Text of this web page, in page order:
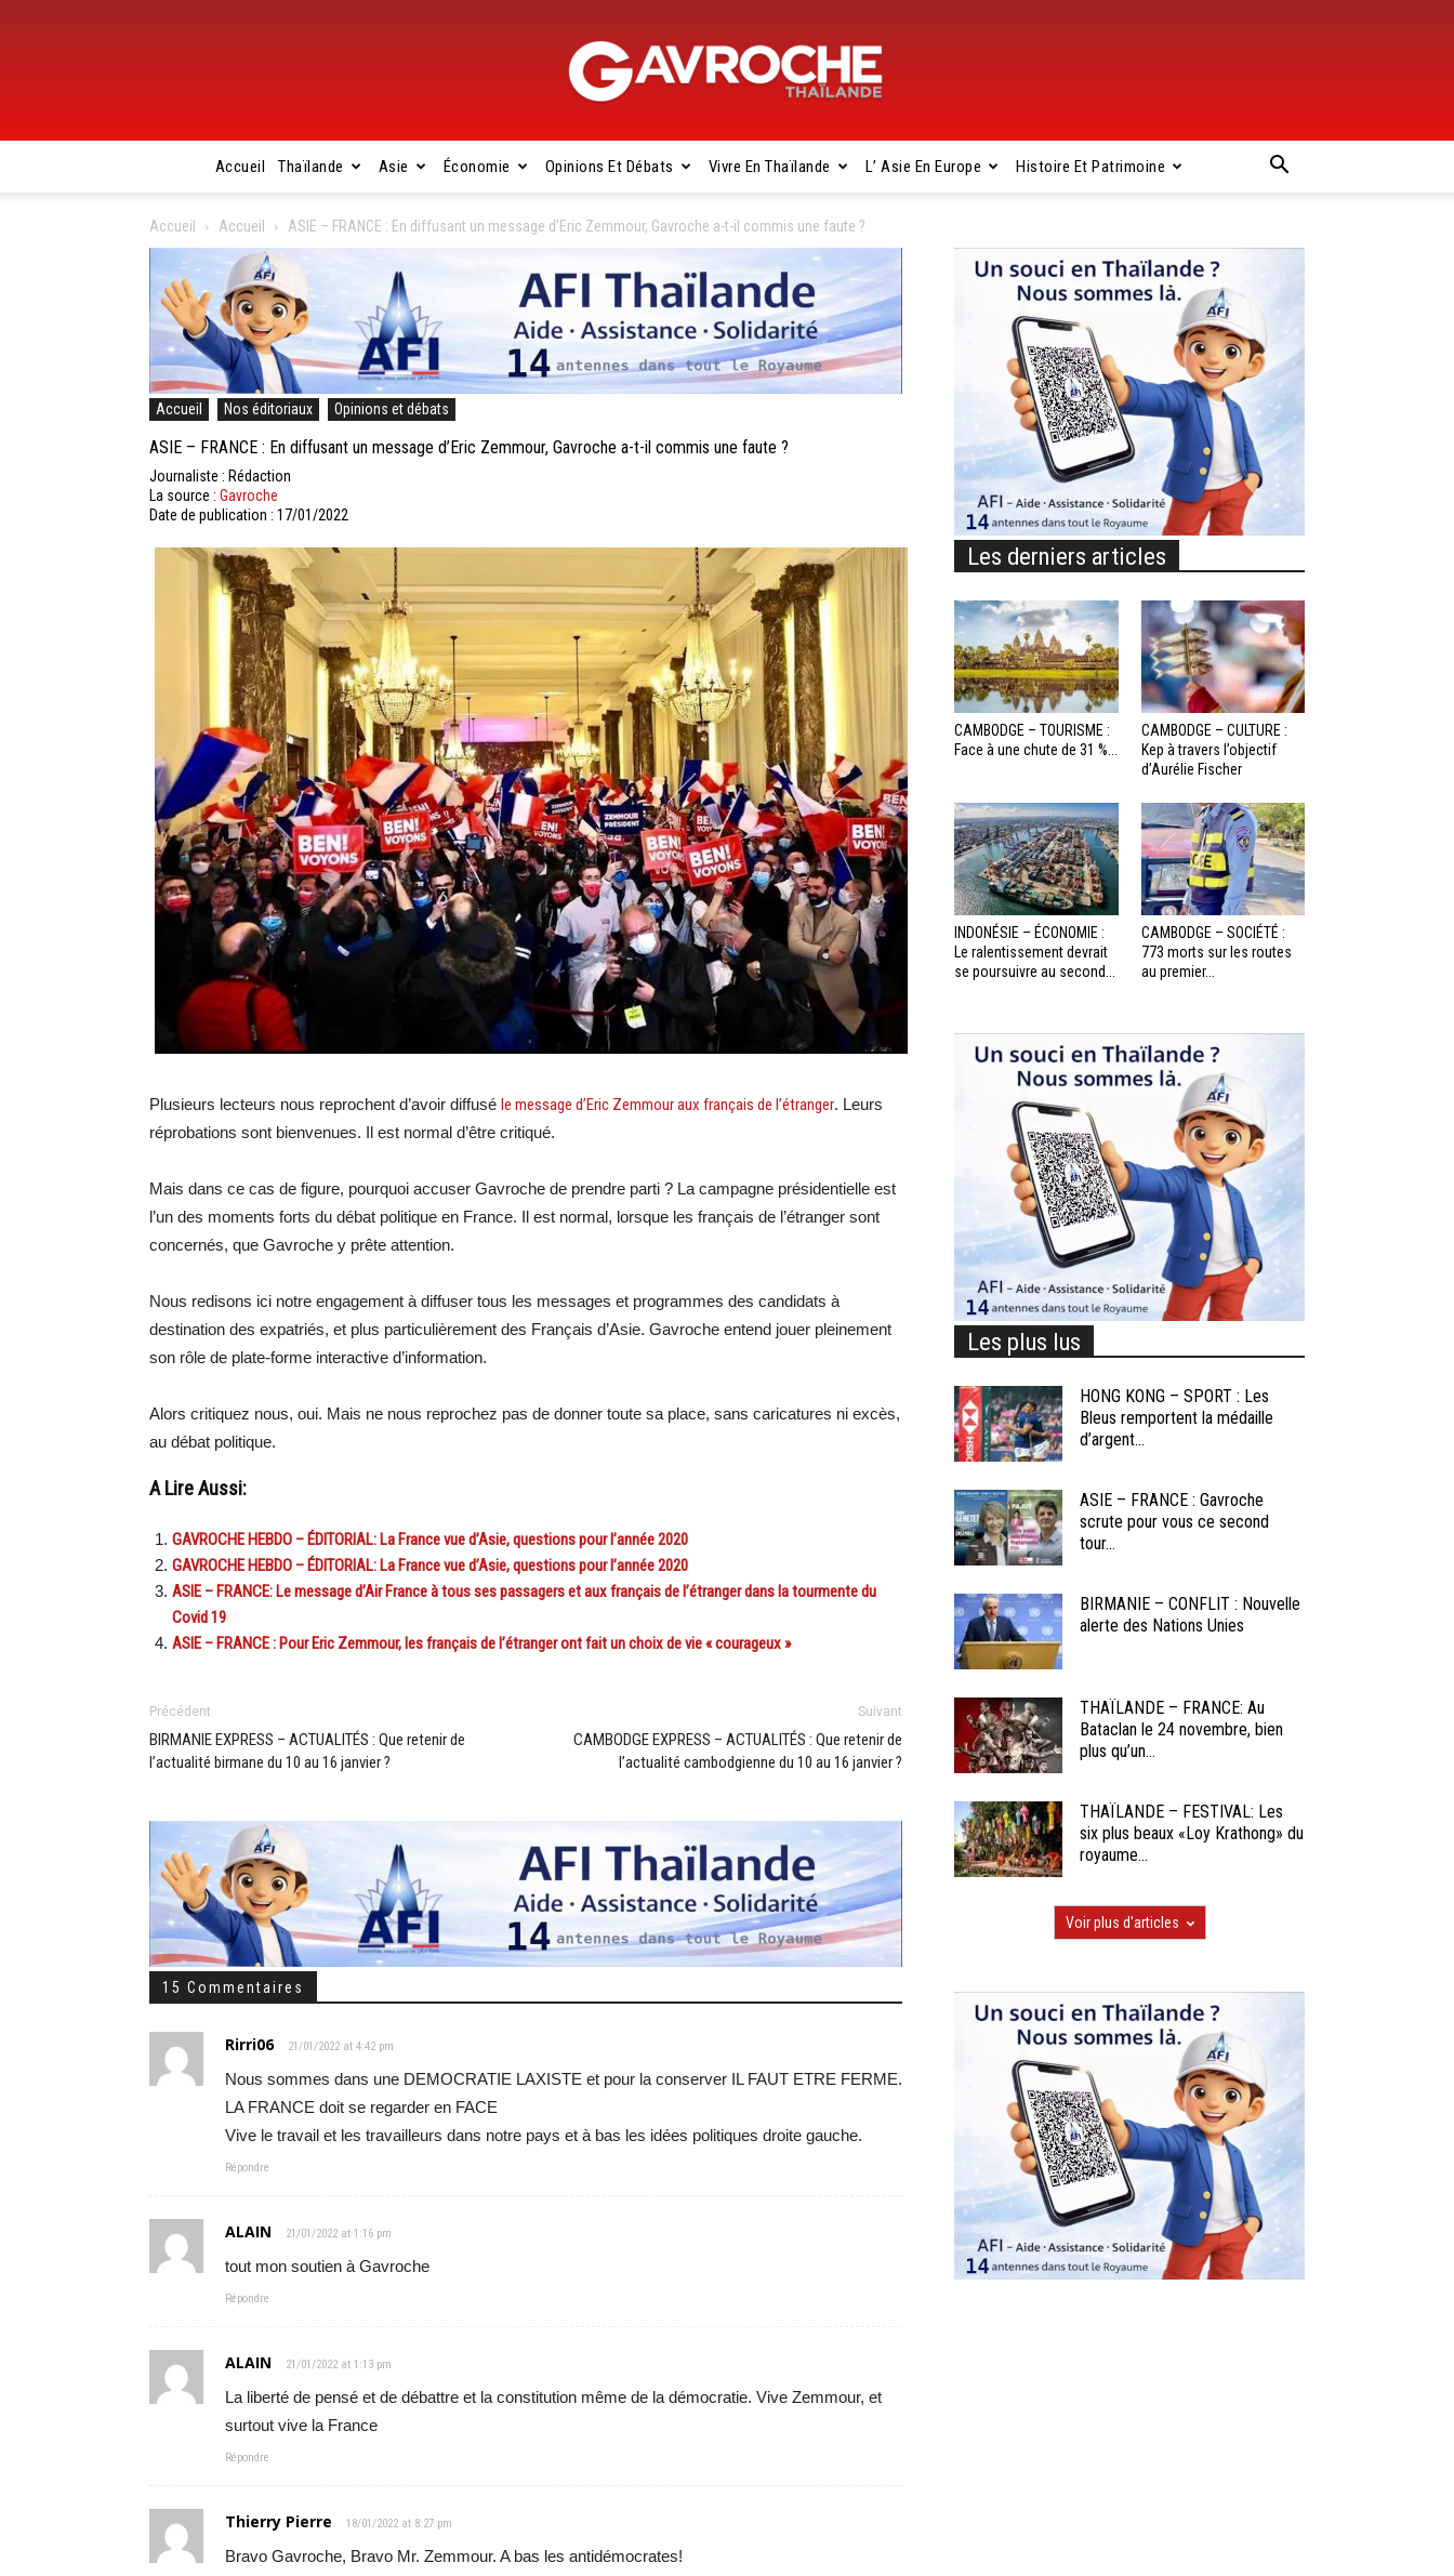
Gavroche
Thaïlande
Accueil Thaïlande Asie Économie Opinions Et Débats Vivre En Thaïlande L’ Asie En Europe Histoire Et Patrimoine
Accueil Accueil ASIE – FRANCE : En diffusant un message d’Eric Zemmour, Gavroche a-t-il commis une faute ?
Accueil Nos éditoriaux Opinions et débats
ASIE – FRANCE : En diffusant un message d’Eric Zemmour, Gavroche a-t-il commis une faute ?
Journaliste : Rédaction
La source : Gavroche
Date de publication : 17/01/2022
Plusieurs lecteurs nous reprochent d’avoir diffusé le message d’Eric Zemmour aux français de l’étranger. Leurs
réprobations sont bienvenues. Il est normal d’être critiqué.
Mais dans ce cas de figure, pourquoi accuser Gavroche de prendre parti ? La campagne présidentielle est
l’un des moments forts du débat politique en France. Il est normal, lorsque les français de l’étranger sont
concernés, que Gavroche y prête attention.
Nous redisons ici notre engagement à diffuser tous les messages et programmes des candidats à
destination des expatriés, et plus particulièrement des Français d’Asie. Gavroche entend jouer pleinement
son rôle de plate-forme interactive d’information.
Alors critiquez nous, oui. Mais ne nous reprochez pas de donner toute sa place, sans caricatures ni excès,
au débat politique.
A Lire Aussi:
GAVROCHE HEBDO – ÉDITORIAL: La France vue d’Asie, questions pour l’année 2020
GAVROCHE HEBDO – ÉDITORIAL: La France vue d’Asie, questions pour l’année 2020
ASIE – FRANCE: Le message d’Air France à tous ses passagers et aux français de l’étranger dans la tourmente du
Covid 19
ASIE – FRANCE : Pour Eric Zemmour, les français de l’étranger ont fait un choix de vie « courageux »
Précédent
BIRMANIE EXPRESS – ACTUALITÉS : Que retenir de
l’actualité birmane du 10 au 16 janvier ?
Suivant
CAMBODGE EXPRESS – ACTUALITÉS : Que retenir de
l’actualité cambodgienne du 10 au 16 janvier ?
15 Commentaires
Rirri06 21/01/2022 at 4:42 pm
Nous sommes dans une DEMOCRATIE LAXISTE et pour la conserver IL FAUT ETRE FERME.
LA FRANCE doit se regarder en FACE
Vive le travail et les travailleurs dans notre pays et à bas les idées politiques droite gauche.
Répondre
ALAIN 21/01/2022 at 1:16 pm
tout mon soutien à Gavroche
Répondre
ALAIN 21/01/2022 at 1:13 pm
La liberté de pensé et de débattre et la constitution même de la démocratie. Vive Zemmour, et
surtout vive la France
Répondre
Thierry Pierre 18/01/2022 at 8:27 pm
Bravo Gavroche, Bravo Mr. Zemmour. A bas les antidémocrates!
Les derniers articles
CAMBODGE – TOURISME :
Face à une chute de 31 %...
CAMBODGE – CULTURE :
Kep à travers l’objectif
d’Aurélie Fischer
INDONÉSIE – ÉCONOMIE :
Le ralentissement devrait
se poursuivre au second...
CAMBODGE – SOCIÉTÉ :
773 morts sur les routes
au premier...
Les plus lus
HONG KONG – SPORT : Les
Bleus remportent la médaille
d’argent...
ASIE – FRANCE : Gavroche
scrute pour vous ce second
tour...
BIRMANIE – CONFLIT : Nouvelle
alerte des Nations Unies
THAÏLANDE – FRANCE: Au
Bataclan le 24 novembre, bien
plus qu’un...
THAÏLANDE – FESTIVAL: Les
six plus beaux «Loy Krathong» du
royaume...
Voir plus d'articles